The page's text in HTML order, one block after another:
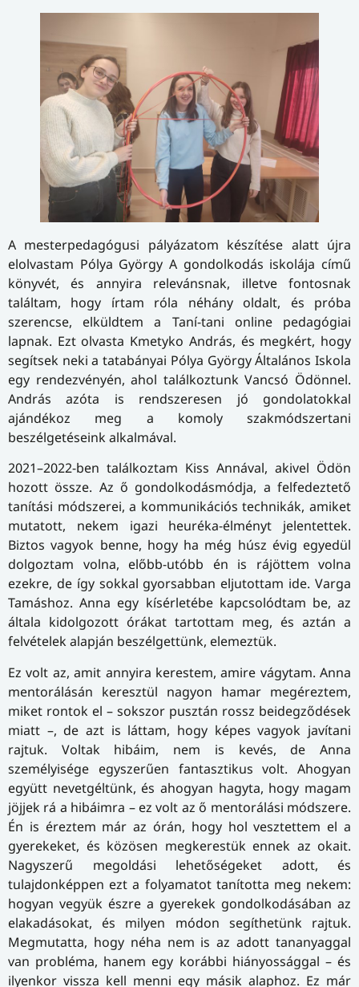
A mesterpedagógusi pályázatom készítése alatt újra
elolvastam Pólya György A gondolkodás iskolája című
könyvét, és annyira relevánsnak, illetve fontosnak
találtam, hogy írtam róla néhány oldalt, és próba
szerencse, elküldtem a Taní-tani online pedagógiai
lapnak. Ezt olvasta Kmetyko András, és megkért, hogy
segítsek neki a tatabányai Pólya György Általános Iskola
egy rendezvényén, ahol találkoztunk Vancsó Ödönnel.
András azóta is rendszeresen jó gondolatokkal
ajándékoz meg a komoly szakmódszertani
beszélgetéseink alkalmával.
2021–2022-ben találkoztam Kiss Annával, akivel Ödön
hozott össze. Az ő gondolkodásmódja, a felfedeztető
tanítási módszerei, a kommunikációs technikák, amiket
mutatott, nekem igazi heuréka-élményt jelentettek.
Biztos vagyok benne, hogy ha még húsz évig egyedül
dolgoztam volna, előbb-utóbb én is rájöttem volna
ezekre, de így sokkal gyorsabban eljutottam ide. Varga
Tamáshoz. Anna egy kísérletébe kapcsolódtam be, az
általa kidolgozott órákat tartottam meg, és aztán a
felvételek alapján beszélgettünk, elemeztük.
Ez volt az, amit annyira kerestem, amire vágytam. Anna
mentorálásán keresztül nagyon hamar megéreztem,
miket rontok el – sokszor pusztán rossz beidegződések
miatt –, de azt is láttam, hogy képes vagyok javítani
rajtuk. Voltak hibáim, nem is kevés, de Anna
személyisége egyszerűen fantasztikus volt. Ahogyan
együtt nevetgéltünk, és ahogyan hagyta, hogy magam
jöjjek rá a hibáimra – ez volt az ő mentorálási módszere.
Én is éreztem már az órán, hogy hol vesztettem el a
gyerekeket, és közösen megkerestük ennek az okait.
Nagyszerű megoldási lehetőségeket adott, és
tulajdonképpen ezt a folyamatot tanította meg nekem:
hogyan vegyük észre a gyerekek gondolkodásában az
elakadásokat, és milyen módon segíthetünk rajtuk.
Megmutatta, hogy néha nem is az adott tananyaggal
van probléma, hanem egy korábbi hiányossággal – és
ilyenkor vissza kell menni egy másik alaphoz. Ez már